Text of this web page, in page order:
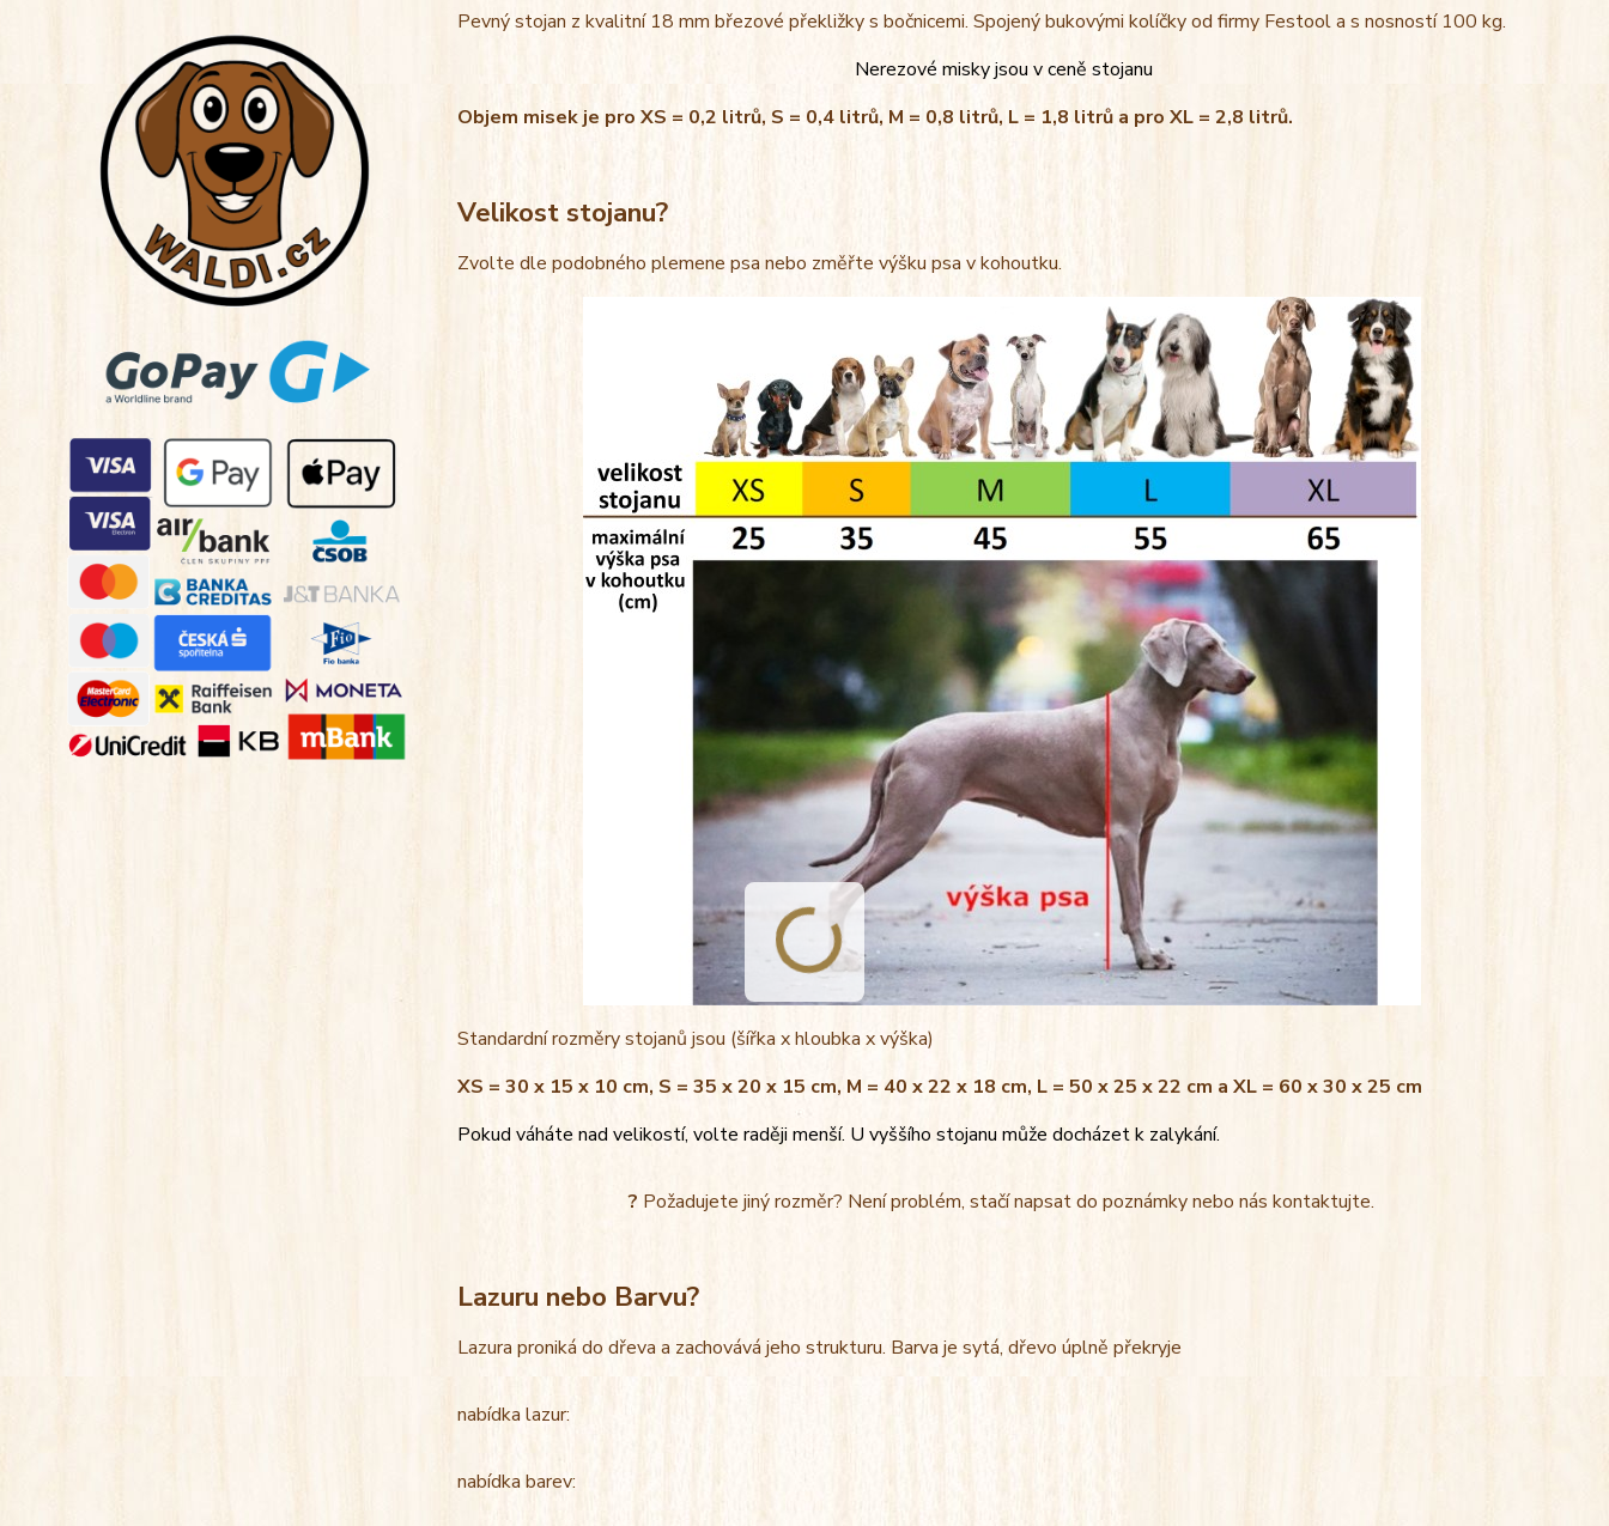
Pevný stojan z kvalitní 18 mm březové překližky s bočnicemi. Spojený bukovými kolíčky od firmy Festool a s nosností 100 kg.
Nerezové misky jsou v ceně stojanu
Objem misek je pro XS = 0,2 litrů, S = 0,4 litrů, M = 0,8 litrů, L = 1,8 litrů a pro XL = 2,8 litrů.
Velikost stojanu?
Zvolte dle podobného plemene psa nebo změřte výšku psa v kohoutku.
Standardní rozměry stojanů jsou (šířka x hloubka x výška)
XS = 30 x 15 x 10 cm, S = 35 x 20 x 15 cm, M = 40 x 22 x 18 cm, L = 50 x 25 x 22 cm a XL = 60 x 30 x 25 cm
Pokud váháte nad velikostí, volte raději menší. U vyššího stojanu může docházet k zalykání.
? Požadujete jiný rozměr? Není problém, stačí napsat do poznámky nebo nás kontaktujte.
Lazuru nebo Barvu?
Lazura proniká do dřeva a zachovává jeho strukturu. Barva je sytá, dřevo úplně překryje
nabídka lazur:
nabídka barev: